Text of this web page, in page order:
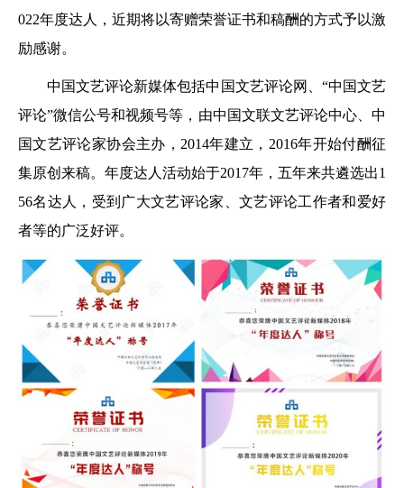
022年度达人，近期将以寄赠荣誉证书和稿酬的方式予以激
励感谢。
中国文艺评论新媒体包括中国文艺评论网、“中国文艺
评论”微信公号和视频号等，由中国文联文艺评论中心、中
国文艺评论家协会主办，2014年建立，2016年开始付酬征
集原创来稿。年度达人活动始于2017年，五年来共遴选出1
56名达人，受到广大文艺评论家、文艺评论工作者和爱好
者等的广泛好评。